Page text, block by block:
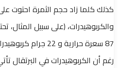
كذلك كلما زاد حجم الثمرة احتوت
والكربوهيدرات، (على سبيل المثال،
87 سعرة حرارية و 22 جرام كربوهيدرات).
رغم أن الكربوهيدرات في البرتقال